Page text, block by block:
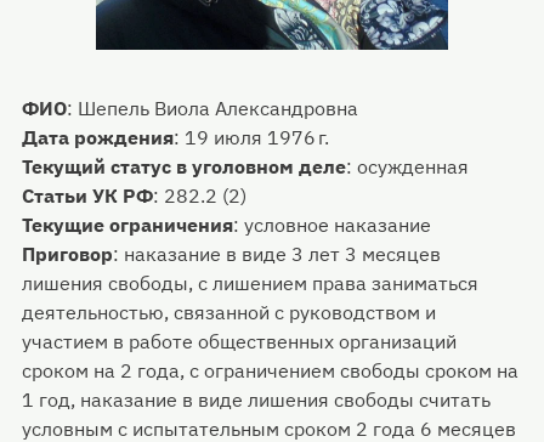
ФИО: Шепель Виола Александровна
Дата рождения: 19 июля 1976 г.
Текущий статус в уголовном деле: осужденная
Статьи УК РФ: 282.2 (2)
Текущие ограничения: условное наказание
Приговор: наказание в виде 3 лет 3 месяцев
лишения свободы, с лишением права заниматься
деятельностью, связанной с руководством и
участием в работе общественных организаций
сроком на 2 года, с ограничением свободы сроком на
1 год, наказание в виде лишения свободы считать
условным с испытательным сроком 2 года 6 месяцев